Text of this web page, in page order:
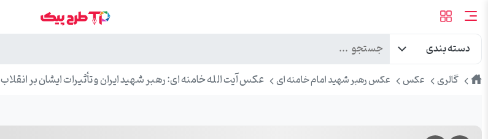
دسته بندی
طرح گالری عکس عکس رهبر شهید امام خامنه ای عکس آیت الله خامنه ای: رهبر شهید ایران و تأثیرات ایشان بر انقلاب